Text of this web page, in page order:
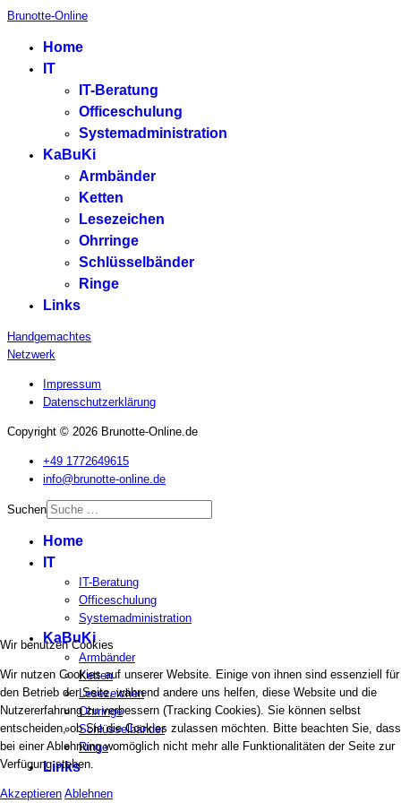
Brunotte-Online
Home
IT
IT-Beratung
Officeschulung
Systemadministration
KaBuKi
Armbänder
Ketten
Lesezeichen
Ohrringe
Schlüsselbänder
Ringe
Links
Handgemachtes
Netzwerk
Impressum
Datenschutzerklärung
Copyright © 2026 Brunotte-Online.de
+49 1772649615
info@brunotte-online.de
Suchen
Home
IT
IT-Beratung
Officeschulung
Systemadministration
KaBuKi
Armbänder
Ketten
Lesezeichen
Ohrringe
Schlüsselbänder
Ringe
Links
Wir benutzen Cookies
Wir nutzen Cookies auf unserer Website. Einige von ihnen sind essenziell für
den Betrieb der Seite, während andere uns helfen, diese Website und die
Nutzererfahrung zu verbessern (Tracking Cookies). Sie können selbst
entscheiden, ob Sie die Cookies zulassen möchten. Bitte beachten Sie, dass
bei einer Ablehnung womöglich nicht mehr alle Funktionalitäten der Seite zur
Verfügung stehen.
Akzeptieren Ablehnen